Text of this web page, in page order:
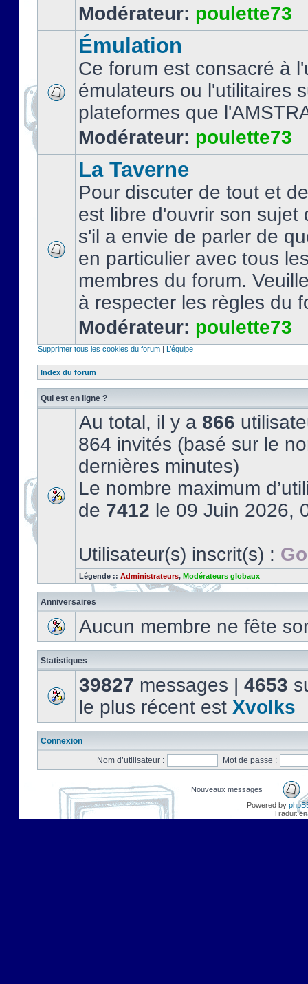
Modérateur: poulette73
Émulation
Ce forum est consacré à
émulateurs ou l'utilitaires
plateformes que
Modérateur: poulette73
La Taverne
Pour discuter de tout et
est libre d'ouvrir son sujet
s'il a envie de parler de
en particulier avec tous
membres du forum.
à respecter les règles du
Modérateur: poulette73
Supprimer tous les cookies du forum | L’équipe
Index du forum
Qui est en ligne ?
Au total, il y a 866
864 invités (basé sur le
dernières minutes)
Le nombre maximum
de 7412 le 09 Juin 2026,
Utilisateur(s) inscrit(s) :
Légende :: Administrateurs, Modérateurs globaux
Anniversaires
Aucun membre ne fête
Statistiques
39827 messages | 4653
le plus récent est Xvolks
Connexion
Nom d’utilisateur :
Mot de passe :
Nouveaux messages
Powered by
Traduit